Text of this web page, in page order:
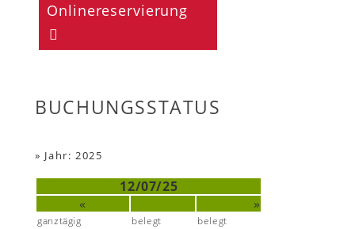
Onlinereservierung
BUCHUNGSSTATUS
» Jahr: 2025
12/07/25
«
»
ganztägig belegt
belegt